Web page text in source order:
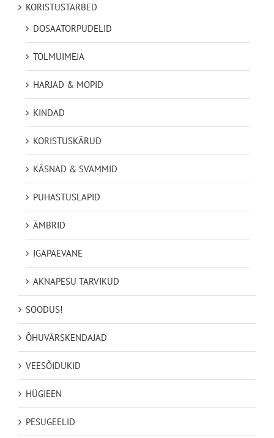
KORISTUSTARBED
DOSAATORPUDELID
TOLMUIMEJA
HARJAD & MOPID
KINDAD
KORISTUSKÄRUD
KÄSNAD & SVAMMID
PUHASTUSLAPID
ÄMBRID
IGAPÄEVANE
AKNAPESU TARVIKUD
SOODUS!
ÕHUVÄRSKENDAJAD
VEESÕIDUKID
HÜGIEEN
PESUGEELID